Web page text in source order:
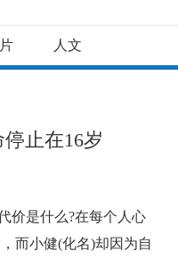
人文
止在16岁
价是什么?在每个人心
而小健(化名)却因为自